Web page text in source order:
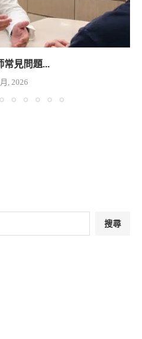
常見問題...
, 2026
搜尋